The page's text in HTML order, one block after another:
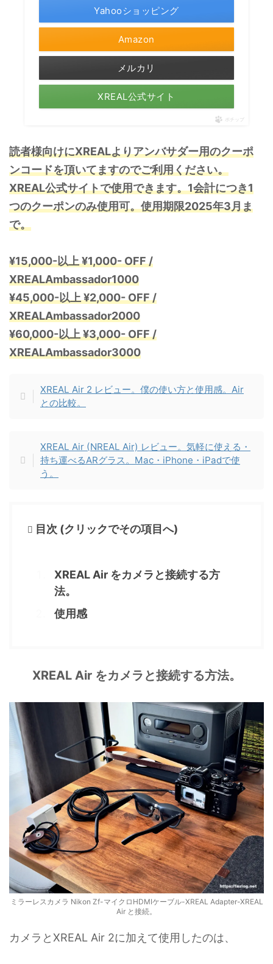
Amazon
Yahooショッピング
メルカリ
XREAL公式サイト
ポチップ
読者様向けにXREALよりアンバサダー用のクーポ
ンコードを頂いてますのでご利用ください。
XREAL公式サイトで使用できます。1会計につき1
つのクーポンのみ使用可。使用期限2025年3月ま
で。
¥15,000-以上 ¥1,000- OFF /
XREALAmbassador1000
¥45,000-以上 ¥2,000- OFF /
XREALAmbassador2000
¥60,000-以上 ¥3,000- OFF /
XREALAmbassador3000
XREAL Air 2 レビュー。僕の使い方と使用感。Air
との比較。
XREAL Air (NREAL Air) レビュー。気軽に使える・
持ち運べるARグラス。Mac・iPhone・iPadで使
う。
目次 (クリックでその項目へ)
XREAL Air をカメラと接続する方
法。
使用感
XREAL Air をカメラと接続する方法。
ミラーレスカメラ Nikon Zf-マイクロHDMIケーブル-XREAL Adapter-XREAL
Air と接続。
カメラとXREAL Air 2に加えて使用したのは、